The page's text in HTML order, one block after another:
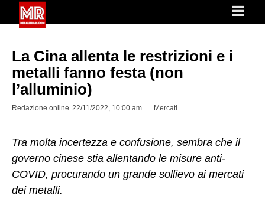
La Cina allenta le restrizioni e i
metalli fanno festa (non
l’alluminio)
Redazione online 22/11/2022, 10:00 am Mercati
Tra molta incertezza e confusione, sembra che il
governo cinese stia allentando le misure anti-
COVID, procurando un grande sollievo ai mercati
dei metalli.